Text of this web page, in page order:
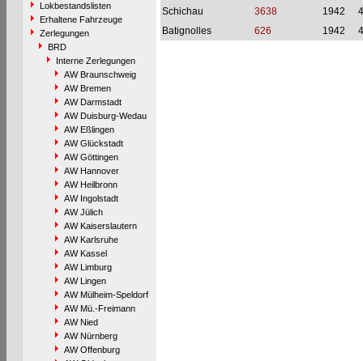
Lokbestandslisten
Erhaltene Fahrzeuge
Zerlegungen
BRD
Interne Zerlegungen
AW Braunschweig
AW Bremen
AW Darmstadt
AW Duisburg-Wedau
AW Eßlingen
AW Glückstadt
AW Göttingen
AW Hannover
AW Heilbronn
AW Ingolstadt
AW Jülich
AW Kaiserslautern
AW Karlsruhe
AW Kassel
AW Limburg
AW Lingen
AW Mülheim-Speldorf
AW Mü.-Freimann
AW Nied
AW Nürnberg
AW Offenburg
Schichau
3638 1942
Batignolles
626 1942